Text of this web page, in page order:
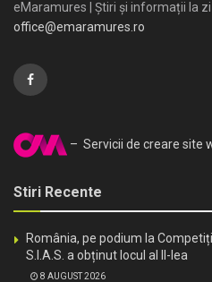
eMaramures | Știri și informații la zi
office@emaramures.ro
– Servicii de creare site
Stiri Recente
România, pe podium la
S.I.A.S. a obținut locul al II-lea
8 AUGUST 2026